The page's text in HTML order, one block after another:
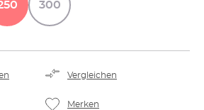
300
Vergleichen
Merken